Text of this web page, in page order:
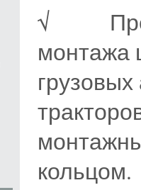
√
монтажа
кольцом.